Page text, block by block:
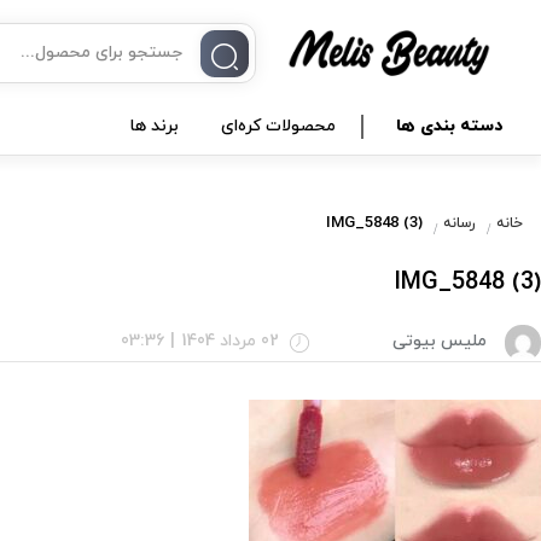
دسته بندی ها محصولات کره‌ای برند ها
خانه رسانه
IMG_5848 (3)
ملیس بیوتی 02 مرداد 1404 03:36